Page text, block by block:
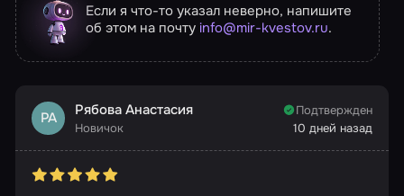
Если я что-то указал неверно, напишите
об этом на почту info@mir-kvestov.ru.
РА Рябова Анастасия
Новичок
Подтвержден
10 дней назад